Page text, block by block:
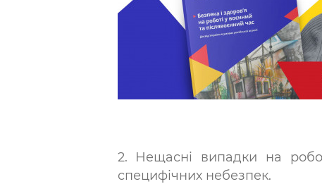
2. Нещасні випадки на
специфічних небезпек.